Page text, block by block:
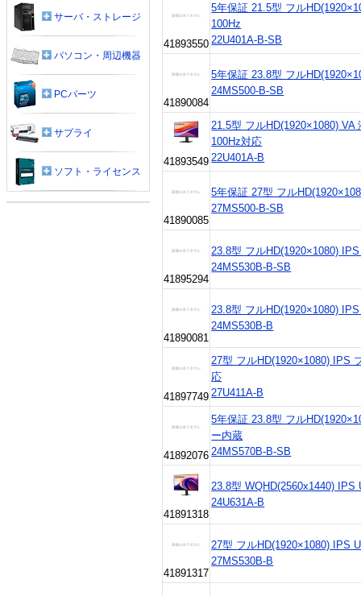
41893550
5年保証 21.5型 フル
100Hz
22U401A-B-SB
41890084
5年保証 23.8型 フル
24MS500-B-SB
41893549
21.5型 フルHD(1920×1080)
100Hz対応
22U401A-B
41890085
5年保証 27型 フル
27MS500-B-SB
41895294
23.8型 フルHD(1920×1080)
24MS530B-B-SB
41890081
23.8型 フルHD(1920×1080)
24MS530B-B
41897749
27型 フルHD(1920×1080) IPS
応
27U411A-B
41892076
5年保証 23.8型 フル
ー内蔵
24MS570B-B-SB
41891318
23.8型 WQHD(2560x1440) IPS
24U631A-B
41891317
27型 フルHD(1920×1080) IPS
27MS530B-B
サーバ・ストレージ
パソコン・周辺機器
PCパーツ
サプライ
ソフト・ライセンス